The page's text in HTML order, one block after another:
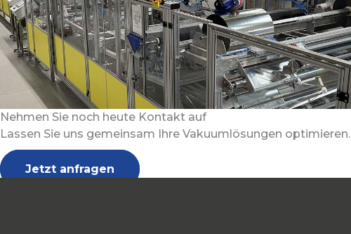
Nehmen Sie noch heute Kontakt auf
Lassen Sie uns gemeinsam Ihre Vakuumlösungen optimieren.
Jetzt anfragen